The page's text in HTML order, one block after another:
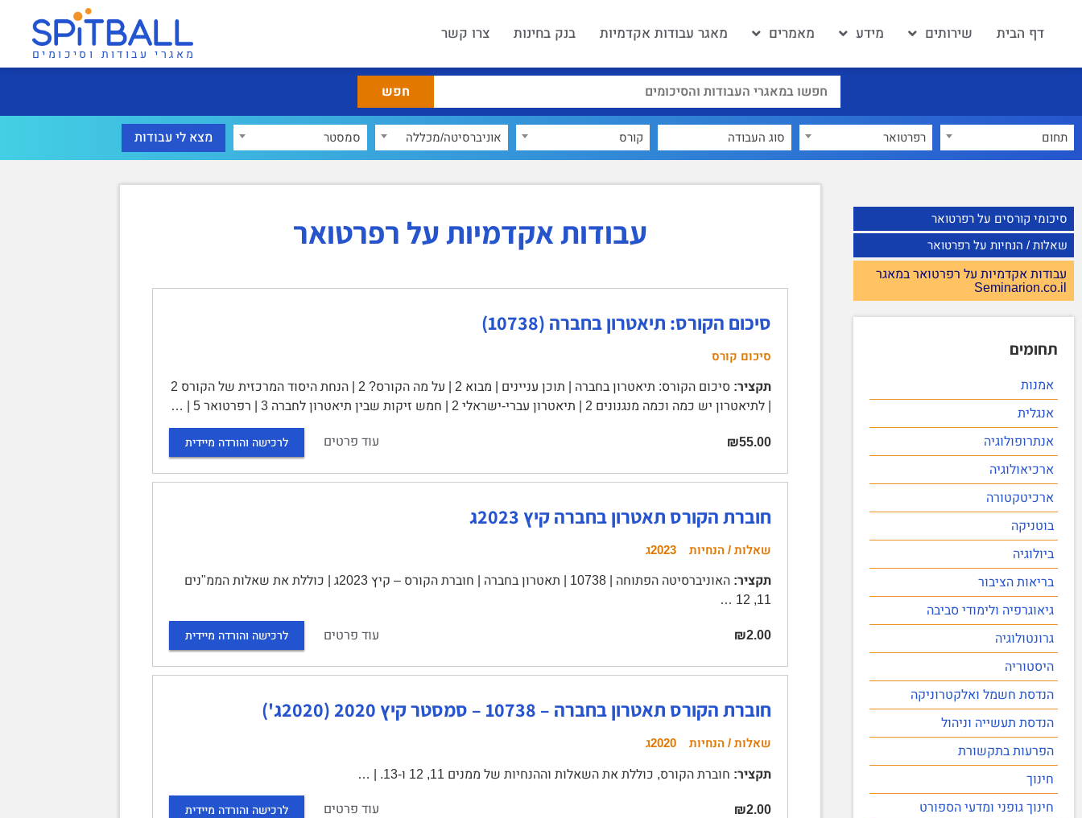
דף הבית שירותים מידע מאמרים מאגר עבודות אקדמיות בנק בחינות צרו קשר
מאגרי עבודות וסיכומים
תחום רפרטואר קורס אוניברסיטה/מכללה סמסטר
סיכומי קורסים על רפרטואר
שאלות / הנחיות על רפרטואר
עבודות אקדמיות על רפרטואר במאגר
Seminarion.co.il
תחומים
אמנות
אנגלית
אנתרופולוגיה
ארכיאולוגיה
ארכיטקטורה
בוטניקה
ביולוגיה
בריאות הציבור
גיאוגרפיה ולימודי סביבה
גרונטולוגיה
היסטוריה
הנדסת חשמל ואלקטרוניקה
הנדסת תעשייה וניהול
הפרעות בתקשורת
חינוך
חינוך גופני ומדעי הספורט
עבודות אקדמיות על רפרטואר
סיכום הקורס: תיאטרון בחברה (10738)
סיכום קורס
תקציר:
סיכום הקורס: תיאטרון בחברה | תוכן עניינים | מבוא 2 | על מה הקורס? 2 | הנחת היסוד המרכזית של הקורס 2
| לתיאטרון יש כמה וכמה מנגנונים 2 | תיאטרון עברי-ישראלי 2 | חמש זיקות שבין תיאטרון לחברה 3 | רפרטואר 5 | …
₪55.00 עוד פרטים לרכישה והורדה מיידית
חוברת הקורס תאטרון בחברה קיץ 2023ג
שאלות / הנחיות 2023ג
תקציר:
האוניברסיטה הפתוחה | 10738 | תאטרון בחברה | חוברת הקורס – קיץ 2023ג | כוללת את שאלות הממ"נים
11, 12 …
₪2.00 עוד פרטים לרכישה והורדה מיידית
חוברת הקורס תאטרון בחברה – 10738 – סמסטר קיץ 2020 (2020ג')
שאלות / הנחיות 2020ג
תקציר: חוברת הקורס, כוללת את השאלות וההנחיות של ממנים 11, 12 ו-13. | …
₪2.00 עוד פרטים לרכישה והורדה מיידית